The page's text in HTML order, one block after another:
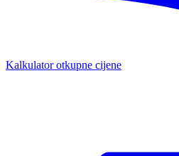
Kalkulator otkupne cijene